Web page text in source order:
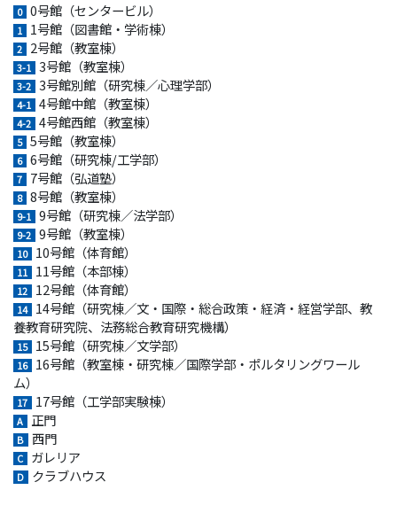
0 0号館（センタービル）
1 1号館（図書館・学術棟）
2 2号館（教室棟）
3-1 3号館（教室棟）
3-2 3号館別館（研究棟／心理学部）
4-1 4号館中館（教室棟）
4-2 4号館西館（教室棟）
5 5号館（教室棟）
6 6号館（研究棟/工学部）
7 7号館（弘道塾）
8 8号館（教室棟）
9-1 9号館（研究棟／法学部）
9-2 9号館（教室棟）
10 10号館（体育館）
11 11号館（本部棟）
12 12号館（体育館）
14
14号館（研究棟／文・国際・総合政策・経済・経営学部、教
養教育研究院、法務総合教育研究機構）
15 15号館（研究棟／文学部）
16
16号館（教室棟・研究棟／国際学部・ポルタリングワール
ム）
17 17号館（工学部実験棟）
A 正門
B 西門
C ガレリア
D クラブハウス